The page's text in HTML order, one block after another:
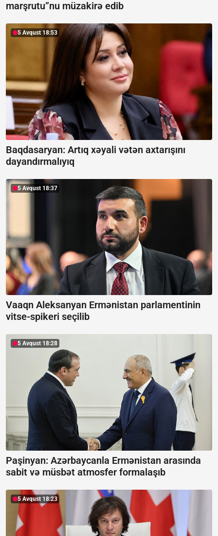
marşrutu”nu müzakirə edib
5 Avqust 18:53
Baqdasaryan: Artıq xəyali vətən axtarışını
dayandırmalıyıq
5 Avqust 18:37
Vaaqn Aleksanyan Ermənistan parlamentinin
vitse-spikeri seçilib
5 Avqust 18:28
Paşinyan: Azərbaycanla Ermənistan arasında
sabit və müsbət atmosfer formalaşıb
5 Avqust 18:23